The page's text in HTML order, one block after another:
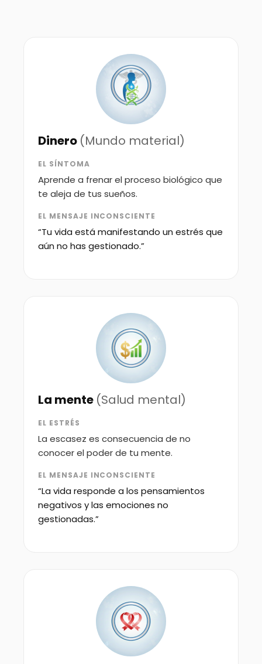
Dinero (Mundo material)
EL SÍNTOMA
Aprende a frenar el proceso biológico que
te aleja de tus sueños.
EL MENSAJE INCONSCIENTE
“Tu vida está manifestando un estrés que
aún no has gestionado.”
La mente (Salud mental)
EL ESTRÉS
La escasez es consecuencia de no
conocer el poder de tu mente.
EL MENSAJE INCONSCIENTE
“La vida responde a los pensamientos
negativos y las emociones no
gestionadas.”